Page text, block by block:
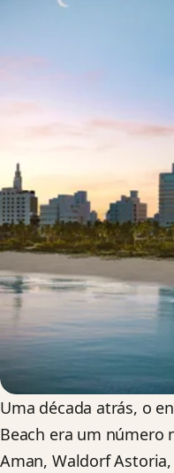
Uma década atrás, o
Beach era um número
Aman, Waldorf